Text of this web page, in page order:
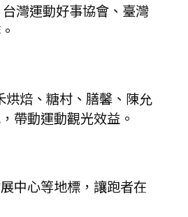
灣運動好事協會、臺灣
焙、糖村、膳馨、陳允
帶動運動觀光效益。
中心等地標，讓跑者在